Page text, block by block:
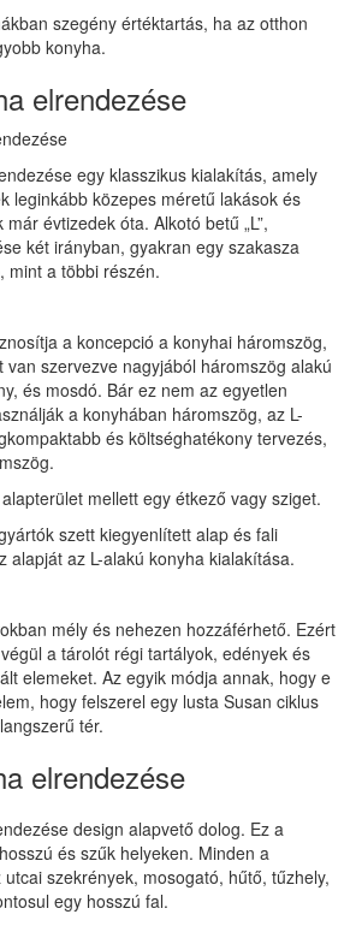
szegény értéktartás, ha az otthon
konyha.
elrendezése
egy klasszikus kialakítás, amely
leginkább közepes méretű lakások és
évtizedek óta. Alkotó betű „L”,
két irányban, gyakran egy szakasza
mint a többi részén.
a koncepció a konyhai háromszög,
szervezve nagyjából háromszög alakú
és mosdó. Bár ez nem az egyetlen
a konyhában háromszög, az L-
és költséghatékony tervezés,
mellett egy étkező vagy sziget.
szett kiegyenlített alap és fali
alapját az L-alakú konyha kialakítása.
mély és nehezen hozzáférhető. Ezért
a tárolót régi tartályok, edények és
elemeket. Az egyik módja annak, hogy e
hogy felszerel egy lusta Susan ciklus
tér.
elrendezése
design alapvető dolog. Ez a
és szűk helyeken. Minden a
szekrények, mosogató, hűtő, tűzhely,
egy hosszú fal.